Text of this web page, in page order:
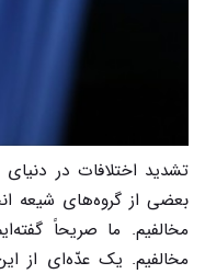
تشدید اختلافات در
بعضی از گروه‌های شیعه
مخالفیم. ما صریحاً
مخالفیم. یک عدّه‌ای از